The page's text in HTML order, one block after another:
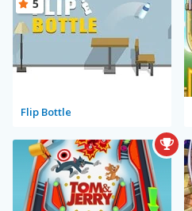
Flip Bottle
5